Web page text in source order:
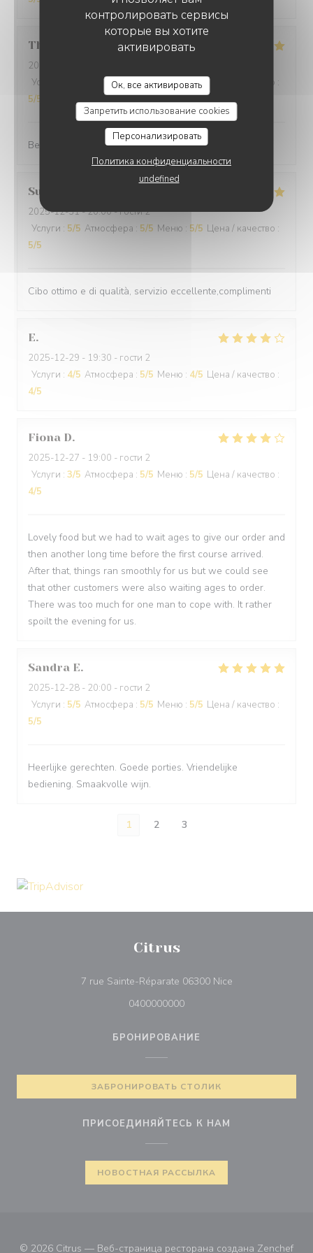
контролировать сервисы
которые вы хотите
активировать
Ок, все активировать
Запретить использование cookies
Персонализировать
Политика конфиденциальности
undefined
Thomas
2025-12-31
Услуги
Атмосфера:5/5 Меню: 5/5 Цена / качество :
5/5
Best cuisine in old Nice.
Suraci
2025-12-31- 20:00 - гости 2
Услуги : 5/5 Атмосфера : 5/5 Меню : 5/5 Цена / качество :
5/5
Cibo ottimo e di qualità, servizio eccellente,complimenti
E
2025-12-29 - 19:30 - гости 2
Услуги : 4/5 Атмосфера : 5/5 Меню : 4/5 Цена / качество :
4/5
Fiona D
2025-12-27 - 19:00 - гости 2
Услуги : 3/5 Атмосфера : 5/5 Меню : 5/5 Цена / качество :
4/5
Lovely food but we had to wait ages to give our order and
then another long time before the first course arrived.
After that, things ran smoothly for us but we could see
that other customers were also waiting ages to order.
There was too much for one man to cope with. It rather
spoilt the evening for us.
Sandra E
2025-12-28 - 20:00 - гости 2
Услуги : 5/5 Атмосфера : 5/5 Меню : 5/5 Цена / качество :
5/5
Heerlijke gerechten. Goede porties. Vriendelijke
bediening. Smaakvolle wijn.
1 2 3
Citrus
7 rue Sainte-Réparate 06300 Nice((открывается в
0400000000
БРОНИРОВАНИЕ
ЗАБРОНИРОВАТЬ СТОЛИК
ПРИСОЕДИНЯЙТЕСЬ К НАМ
НОВОСТНАЯ РАССЫЛКА
© 2026 Citrus — Веб-страница ресторана создана Zenchef